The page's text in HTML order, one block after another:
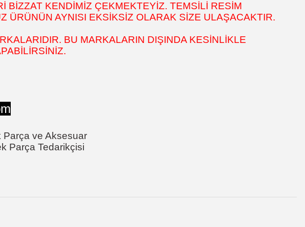
BİZZAT KENDİMİZ ÇEKMEKTEYİZ. TEMSİLİ RESİM
ÜRÜNÜN AYNISI EKSİKSİZ OLARAK SİZE ULAŞACAKTIR.
BU MARKALARIN DIŞINDA KESİNLİKLE
Parça ve Aksesuar
Parça Tedarikçisi